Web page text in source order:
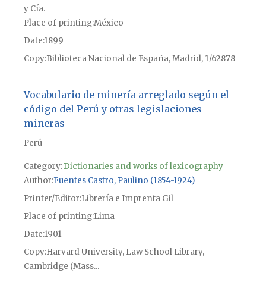
y Cía.
Place of printingMéxico
Date1899
CopyBiblioteca Nacional de España, Madrid, 1/62878
Vocabulario de minería arreglado según el
código del Perú y otras legislaciones
mineras
Perú
Category:Dictionaries and works of lexicography
Author Fuentes Castro, Paulino (1854-1924)
Printer/Editor Librería e Imprenta Gil
Place of printingLima
Date1901
CopyHarvard University, Law School Library,
Cambridge (Mass...